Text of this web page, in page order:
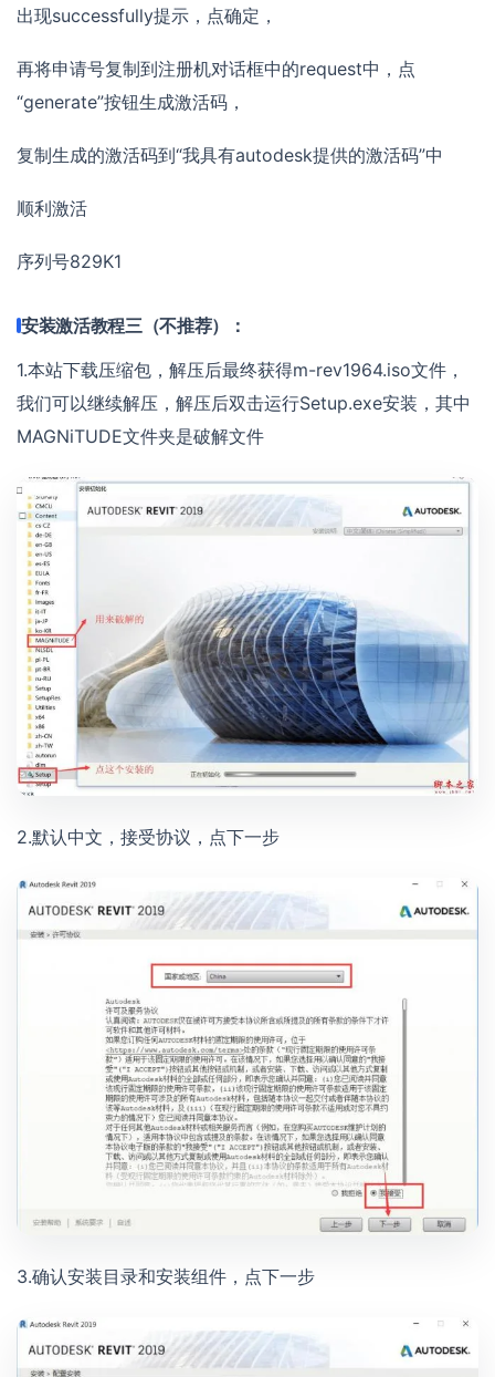
出现successfully提示，点确定，
再将申请号复制到注册机对话框中的request中，点
“generate”按钮生成激活码，
复制生成的激活码到“我具有autodesk提供的激活码”中
顺利激活
序列号829K1
安装激活教程三（不推荐）：
1.本站下载压缩包，解压后最终获得m-rev1964.iso文件，
我们可以继续解压，解压后双击运行Setup.exe安装，其中
MAGNiTUDE文件夹是破解文件
2.默认中文，接受协议，点下一步
3.确认安装目录和安装组件，点下一步